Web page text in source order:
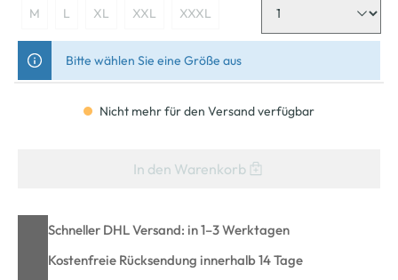
M L XL XXL XXXL
Bitte wählen Sie eine Größe aus
Nicht mehr für den Versand verfügbar
In den Warenkorb
Schneller DHL Versand: in 1–3 Werktagen
Kostenfreie Rücksendung innerhalb 14 Tage